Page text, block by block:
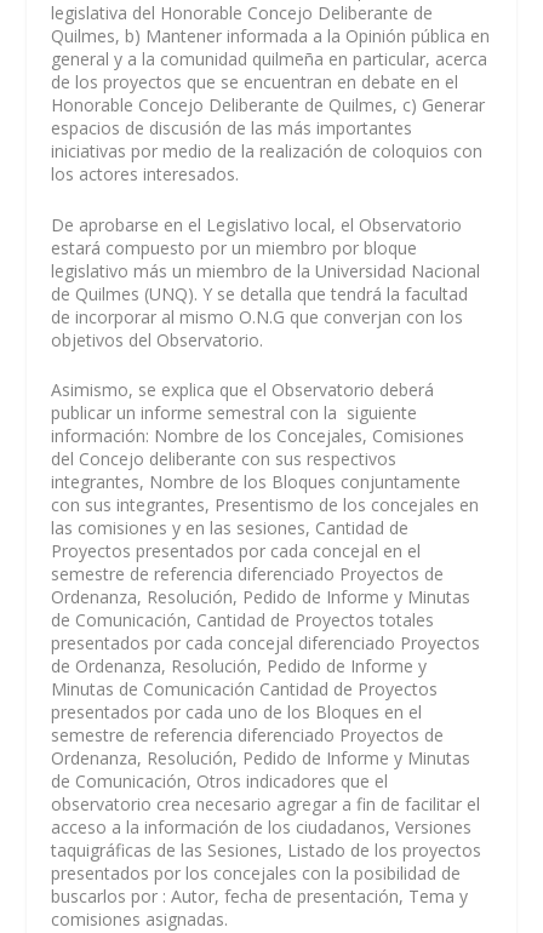
legislativa del Honorable Concejo Deliberante de
Quilmes, b) Mantener informada a la Opinión pública en
general y a la comunidad quilmeña en particular, acerca
de los proyectos que se encuentran en debate en el
Honorable Concejo Deliberante de Quilmes, c) Generar
espacios de discusión de las más importantes
iniciativas por medio de la realización de coloquios con
los actores interesados.
De aprobarse en el Legislativo local, el Observatorio
estará compuesto por un miembro por bloque
legislativo más un miembro de la Universidad Nacional
de Quilmes (UNQ). Y se detalla que tendrá la facultad
de incorporar al mismo O.N.G que converjan con los
objetivos del Observatorio.
Asimismo, se explica que el Observatorio deberá
publicar un informe semestral con la siguiente
información: Nombre de los Concejales, Comisiones
del Concejo deliberante con sus respectivos
integrantes, Nombre de los Bloques conjuntamente
con sus integrantes, Presentismo de los concejales en
las comisiones y en las sesiones, Cantidad de
Proyectos presentados por cada concejal en el
semestre de referencia diferenciado Proyectos de
Ordenanza, Resolución, Pedido de Informe y Minutas
de Comunicación, Cantidad de Proyectos totales
presentados por cada concejal diferenciado Proyectos
de Ordenanza, Resolución, Pedido de Informe y
Minutas de Comunicación Cantidad de Proyectos
presentados por cada uno de los Bloques en el
semestre de referencia diferenciado Proyectos de
Ordenanza, Resolución, Pedido de Informe y Minutas
de Comunicación, Otros indicadores que el
observatorio crea necesario agregar a fin de facilitar el
acceso a la información de los ciudadanos, Versiones
taquigráficas de las Sesiones, Listado de los proyectos
presentados por los concejales con la posibilidad de
buscarlos por : Autor, fecha de presentación, Tema y
comisiones asignadas.